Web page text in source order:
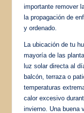
importante remover
la propagación de
y ordenado.
La ubicación de tu
mayoría de las
luz solar directa al
balcón, terraza o
temperaturas
calor excesivo
invierno. Una buena